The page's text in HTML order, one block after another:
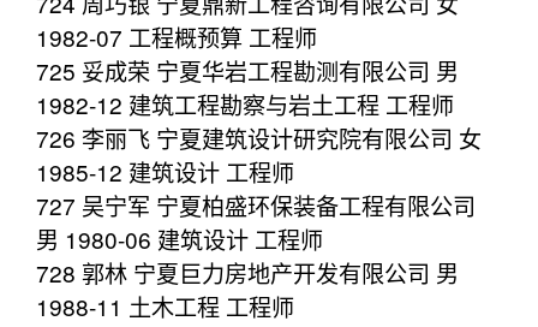
1982-07 工程概预算 工程师
725 妥成荣 宁夏华岩工程勘测有限公司 男
1982-12 建筑工程勘察与岩土工程 工程师
726 李丽飞 宁夏建筑设计研究院有限公司 女
1985-12 建筑设计 工程师
727 吴宁军 宁夏柏盛环保装备工程有限公司
男 1980-06 建筑设计 工程师
728 郭林 宁夏巨力房地产开发有限公司 男
1988-11 土木工程 工程师